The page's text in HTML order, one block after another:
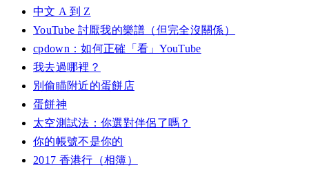
中文 A 到 Z
YouTube 討厭我的樂譜（但完全沒關係）
cpdown：如何正確「看」YouTube
我去過哪裡？
別偷瞄附近的蛋餅店
蛋餅神
太空測試法：你選對伴侶了嗎？
你的帳號不是你的
2017 香港行（相簿）